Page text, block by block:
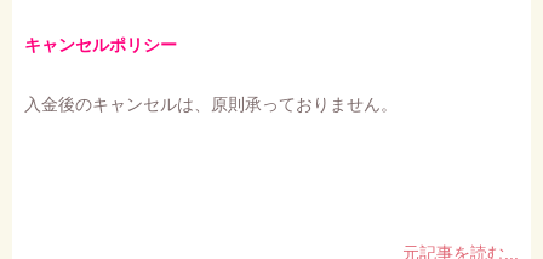
キャンセルポリシー
入金後のキャンセルは、原則承っておりません。
元記事を読む...